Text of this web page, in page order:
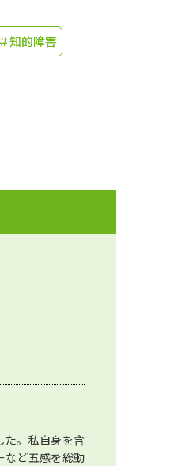
＃知的障害
た。私自身を含
など五感を総動